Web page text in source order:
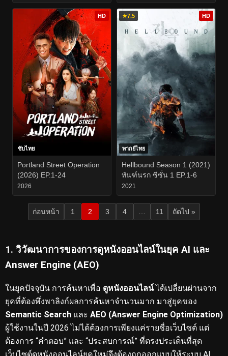
HD
ซับไทย
Portland Street Operation
(2026) EP.1-24
2026
★7.5 HD
พากย์ไทย
Hellbound Season 1 (2021)
ทันฑ์นรก ซีซั่น 1 EP.1-6
2021
ก่อนหน้า 1 2 3 4 11 ถัดไป »
1. วิวัฒนาการของการดูหนังออนไลน์ในยุค AI และ
Answer Engine (AEO)
ในยุคปัจจุบัน การค้นหาเพื่อ ดูหนังออนไลน์ได้เปลี่ยนผ่านจาก
ยุคที่ต้องพึ่งพาลิงก์ผลการค้นหาจำนวนมาก มาสู่ยุคของ
Semantic Search และ AEO (Answer Engine Optimization)
ผู้ใช้งานในปี 2026 ไม่ได้ต้องการเพียงแค่รายชื่อเว็บไซต์ แต่
ต้องการ “คำตอบ” และ “ประสบการณ์” ที่ตรงประเด็นที่สุด